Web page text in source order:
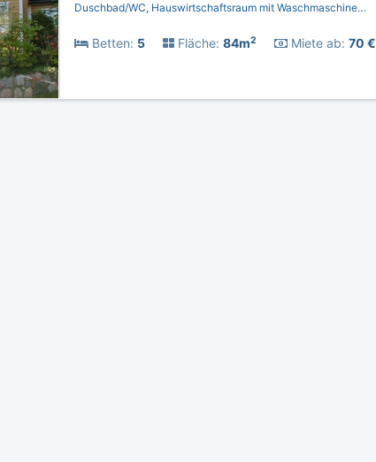
Duschbad/WC, Hauswirtschaftsraum mit Waschmaschine…
Betten: 5 Fläche: 84m2 Miete ab: 70 €